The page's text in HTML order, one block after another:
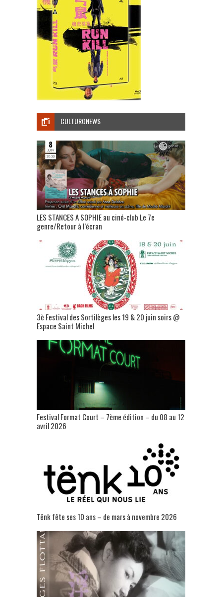
CULTURONEWS
LES STANCES A SOPHIE au ciné-club Le 7e
genre/Retour à l’écran
3è Festival des Sortilèges les 19 & 20 juin soirs @
Espace Saint Michel
Festival Format Court – 7ème édition – du 08 au 12
avril 2026
Tënk fête ses 10 ans – de mars à novembre 2026